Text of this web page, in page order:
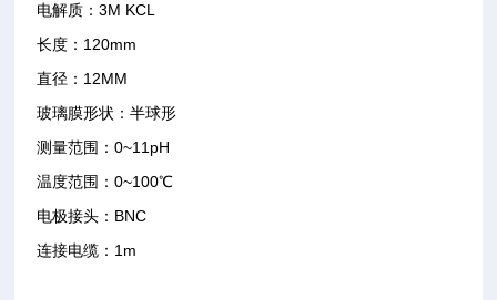
电解质：3M KCL
长度：120mm
直径：12MM
玻璃膜形状：半球形
测量范围：0~11pH
温度范围：0~100℃
电极接头：BNC
连接电缆：1m